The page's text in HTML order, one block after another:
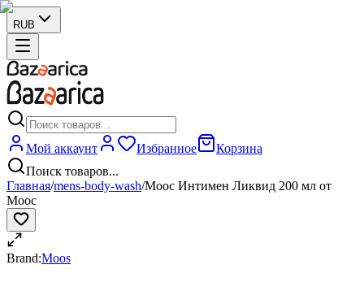
RUB
Мой аккаунт Избранное
Корзина
Поиск товаров...
Главная/mens-body-wash/Моос Интимен Ликвид 200 мл от
Моос
Brand:Moos